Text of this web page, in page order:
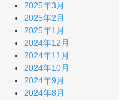
2025年3月
2025年2月
2025年1月
2024年12月
2024年11月
2024年10月
2024年9月
2024年8月